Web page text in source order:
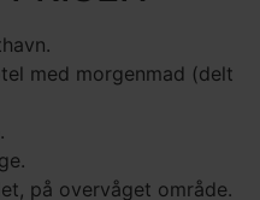
med morgenmad (delt
på overvåget område.